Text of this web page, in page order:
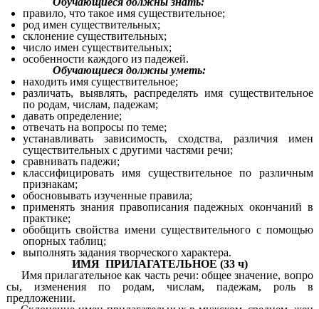
правило, что такое имя существительное;
род имен существительных;
склонение существительных;
число имен существительных;
особенности каждого из падежей.
Обучающиеся должны уметь:
находить имя существительное;
различать, выявлять, распределять имя существительное
по родам, числам, падежам;
давать определение;
отвечать на вопросы по теме;
устанавливать зависимость, сходства, различия имен
существительных с другими частями речи;
сравнивать падежи;
классифицировать имя существительное по различным
признакам;
обосновывать изученные правила;
применять знания правописания падежных окончаний в
практике;
обобщить свойства имени существительного с помощью
опорных таблиц;
выполнять задания творческого характера.
ИМЯ ПРИЛАГАТЕЛЬНОЕ (33 ч)
Имя прилагательное как часть речи: общее значение, вопро
сы, изменения по родам, числам, падежам, роль в
предложении.